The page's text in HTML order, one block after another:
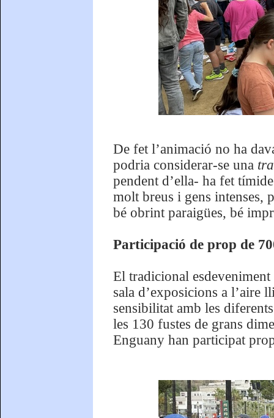
De fet l’animació no ha
podria considerar-se una
pendent d’ella- ha fet
molt breus i gens intenses,
bé obrint paraigües, bé
Participació de prop de
El tradicional esdeveniment
sala d’exposicions a l’aire
sensibilitat amb les
les 130 fustes de grans
Enguany han participat